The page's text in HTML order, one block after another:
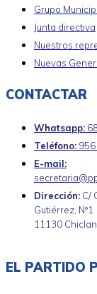
Grupo
Junta directiva
Nuestros
Nuevas
CONTACTAR
Whatsapp:
Teléfono:
E-mail:
Dirección: C/
Gutiérrez, Nº1
11130
EL PARTIDO